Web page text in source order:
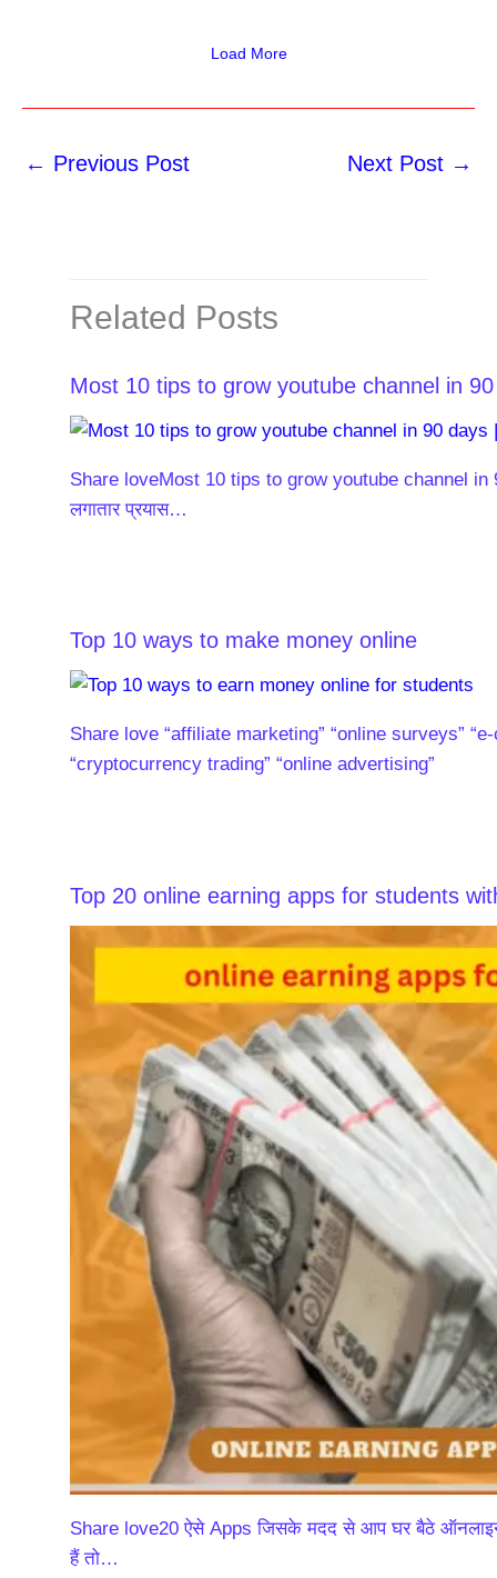
Load More
← Previous Post Next Post →
Related Posts
Most 10 tips to grow youtube channel in
Share loveMost 10 tips to grow youtube channel in
लगातार प्रयास…
Top 10 ways to make money online
Share love “affiliate marketing” “online surveys”
“cryptocurrency trading” “online advertising”
Top 20 online earning apps for students
Share love20 ऐसे Apps जिसके मदद से आप घर बैठे
हैं तो…